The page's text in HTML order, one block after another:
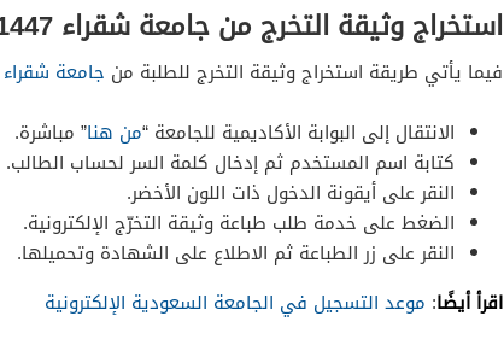
استخراج وثيقة التخرج من جامعة شقراء 1447
فيما يأتي طريقة استخراج وثيقة التخرج للطلبة من جامعة شقراء
الانتقال إلى البوابة الأكاديمية للجامعة “من هنا” مباشرة.
كتابة اسم المستخدم ثم إدخال كلمة السر لحساب الطالب.
النقر على أيقونة الدخول ذات اللون الأخضر.
الضغط على خدمة طلب طباعة وثيقة التخرّج الإلكترونية.
النقر على زر الطباعة ثم الاطلاع على الشهادة وتحميلها.
اقرأ أيضًا: موعد التسجيل في الجامعة السعودية الإلكترونية